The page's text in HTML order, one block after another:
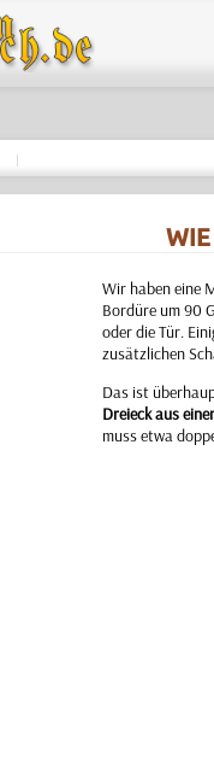
|
Wir haben eine
Bordüre um 90
oder die Tür.
zusätzlichen
Das ist
Dreieck aus
muss etwa